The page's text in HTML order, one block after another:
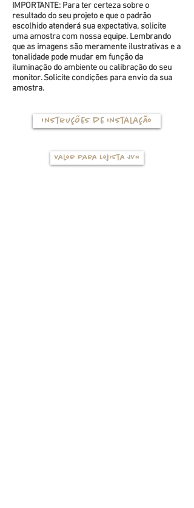
IMPORTANTE: Para ter certeza sobre o
resultado do seu projeto e que o padrão
escolhido atenderá sua expectativa, solicite
uma amostra com nossa equipe. Lembrando
que as imagens são meramente ilustrativas e a
tonalidade pode mudar em função da
iluminação do ambiente ou calibração do seu
monitor. Solicite condições para envio da sua
amostra.
Instruções de instalação
Valor para Lojista JVN